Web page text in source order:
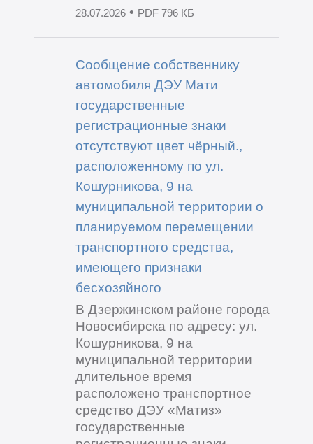
28.07.2026• PDF 796 КБ
Сообщение собственнику
автомобиля ДЭУ Мати
государственные
регистрационные знаки
отсутствуют цвет чёрный.,
расположенному по ул.
Кошурникова, 9 на
муниципальной территории о
планируемом перемещении
транспортного средства,
имеющего признаки
бесхозяйного
В Дзержинском районе города
Новосибирска по адресу: ул.
Кошурникова, 9 на
муниципальной территории
длительное время
расположено транспортное
средство ДЭУ «Матиз»
государственные